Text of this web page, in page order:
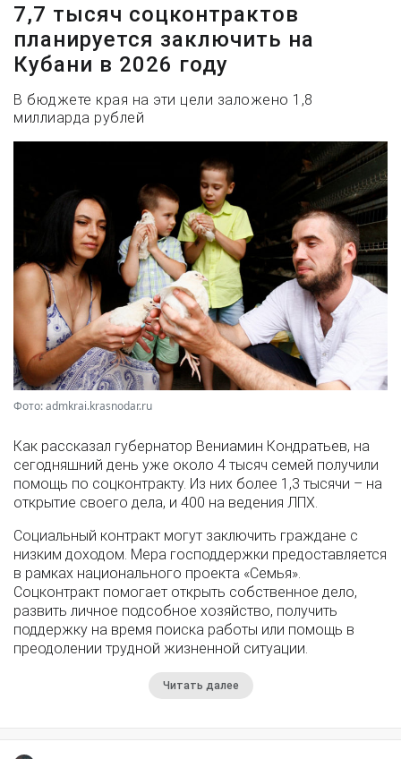
7,7 тысяч соцконтрактов
планируется заключить на
Кубани в 2026 году
В бюджете края на эти цели заложено 1,8
миллиарда рублей
Фото: admkrai.krasnodar.ru
Как рассказал губернатор Вениамин Кондратьев, на
сегодняшний день уже около 4 тысяч семей получили
помощь по соцконтракту. Из них более 1,3 тысячи – на
открытие своего дела, и 400 на ведения ЛПХ.
Социальный контракт могут заключить граждане с
низким доходом. Мера господдержки предоставляется
в рамках национального проекта «Семья».
Соцконтракт помогает открыть собственное дело,
развить личное подсобное хозяйство, получить
поддержку на время поиска работы или помощь в
преодолении трудной жизненной ситуации.
Читать далее